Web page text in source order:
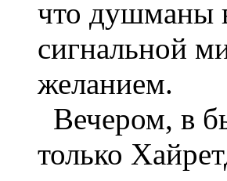
что душманы
сигнальной
желанием.
Вечером, в
только